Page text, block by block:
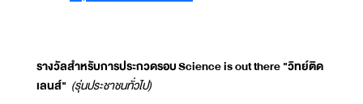
รางวัลสำหรับการประกวดรอบScience is out there "วิทย์ติด
เลนส์" (รุ่นประชาชนทั่วไป)